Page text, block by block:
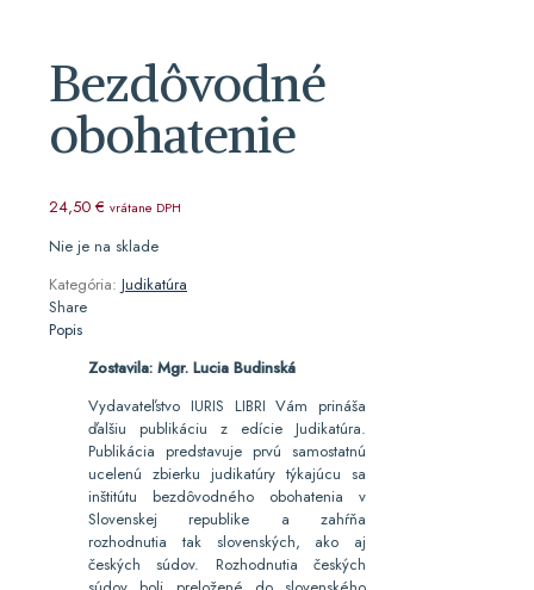
Bezdôvodné
obohatenie
24,50 € vrátane DPH
Nie je na sklade
Kategória: Judikatúra
Share
Popis
Zostavila: Mgr. Lucia Budinská
Vydavateľstvo IURIS LIBRI Vám prináša
ďalšiu publikáciu z edície Judikatúra.
Publikácia predstavuje prvú samostatnú
ucelenú zbierku judikatúry týkajúcu sa
inštitútu bezdôvodného obohatenia v
Slovenskej republike a zahŕňa
rozhodnutia tak slovenských, ako aj
českých súdov. Rozhodnutia českých